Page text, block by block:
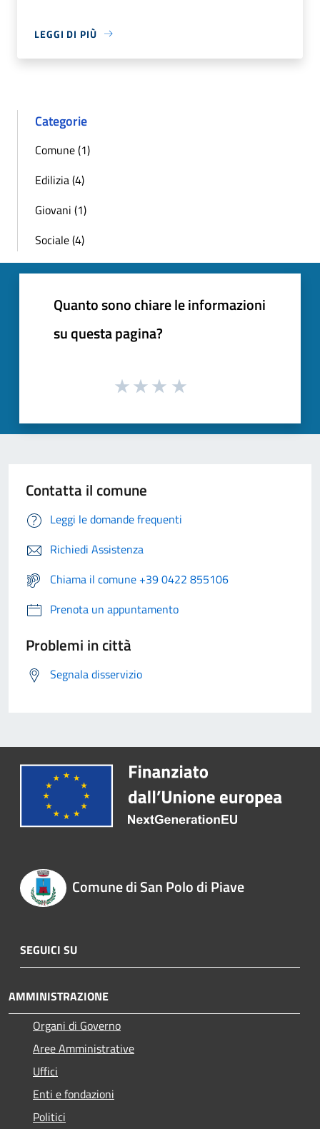
LEGGI DI PIÙ
Categorie
Comune (1)
Edilizia (4)
Giovani (1)
Sociale (4)
Quanto sono chiare le informazioni
su questa pagina?
Contatta il comune
Leggi le domande frequenti
Richiedi Assistenza
Chiama il comune +39 0422 855106
Prenota un appuntamento
Problemi in città
Segnala disservizio
Comune di San Polo di Piave
SEGUICI SU
AMMINISTRAZIONE
Organi di Governo
Aree Amministrative
Uffici
Enti e fondazioni
Politici